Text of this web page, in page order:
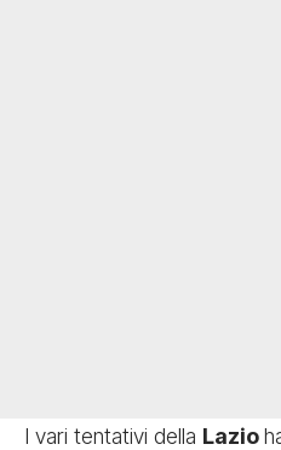
I vari tentativi della Lazio